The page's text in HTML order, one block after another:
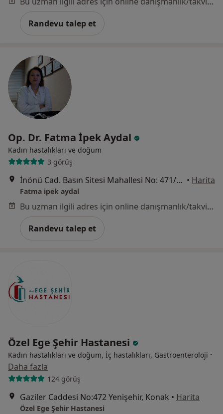
Randevu talep et
Op. Dr. Fatma İpek Aydal
Kadın hastalıkları ve doğum
3 görüş
İnönü Cad. Basın Sitesi Mahallesi No: 471/A, İzmir • Harita
Fatma ipek aydal
Bu uzman ilgili adres için online danışmanlık/takvim sunmuyor.
Randevu talep et
Özel Ege Şehir Hastanesi
Kadın hastalıkları ve doğum, İç hastalıkları, Gastroenteroloji ·
Daha fazla
124 görüş
Gaziler Caddesi No:472 Yenişehir, Konak • Harita
Özel Ege Şehir Hastanesi